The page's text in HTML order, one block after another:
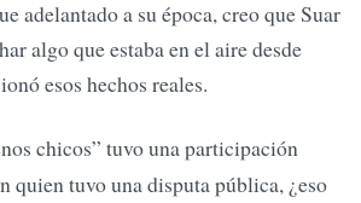
adelantado a su época, creo que Suar
algo que estaba en el aire desde
esos hechos reales.
chicos” tuvo una participación
quien tuvo una disputa pública, ¿eso